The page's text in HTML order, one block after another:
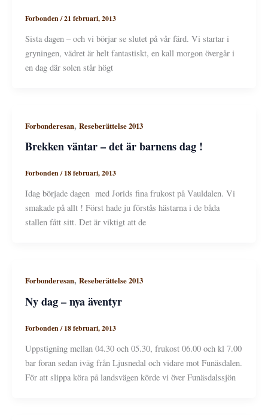
Forbonden/21 februari, 2013
Sista dagen – och vi börjar se slutet på vår färd. Vi startar i
gryningen, vädret är helt fantastiskt, en kall morgon övergår i
en dag där solen står högt
Forbonderesan, Reseberättelse 2013
Brekken väntar – det är barnens dag !
Forbonden/18 februari, 2013
Idag började dagen med Jorids fina frukost på Vauldalen. Vi
smakade på allt ! Först hade ju förstås hästarna i de båda
stallen fått sitt. Det är viktigt att de
Forbonderesan, Reseberättelse 2013
Ny dag – nya äventyr
Forbonden/18 februari, 2013
Uppstigning mellan 04.30 och 05.30, frukost 06.00 och kl 7.00
bar foran sedan iväg från Ljusnedal och vidare mot Funäsdalen.
För att slippa köra på landsvägen körde vi över Funäsdalssjön